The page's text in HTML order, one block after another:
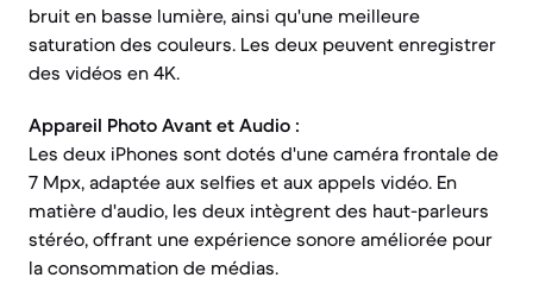
bruit en basse lumière, ainsi qu'une meilleure
saturation des couleurs. Les deux peuvent enregistrer
des vidéos en 4K.
Appareil Photo Avant et Audio :
Les deux iPhones sont dotés d'une caméra frontale de
7 Mpx, adaptée aux selfies et aux appels vidéo. En
matière d'audio, les deux intègrent des haut-parleurs
stéréo, offrant une expérience sonore améliorée pour
la consommation de médias.